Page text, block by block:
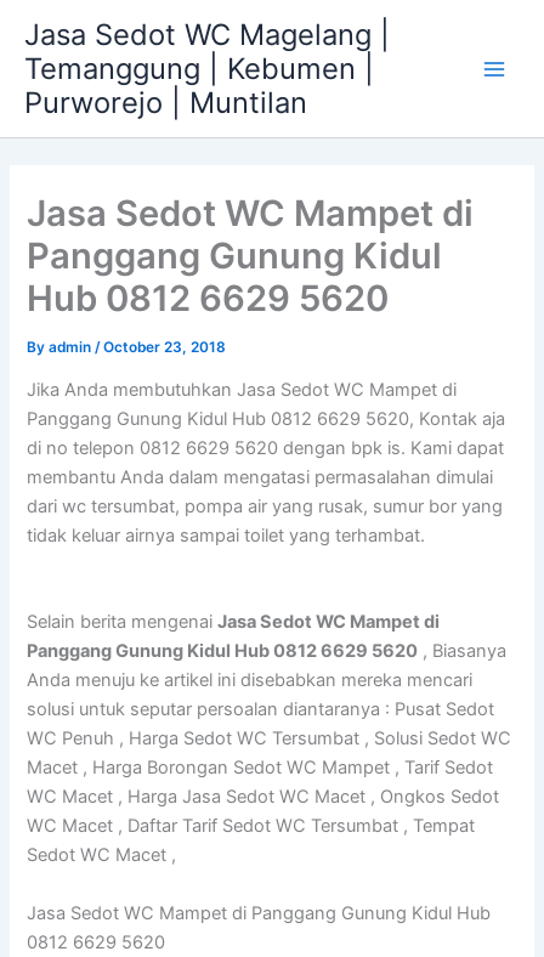
content
Jasa Sedot WC Magelang |
Temanggung | Kebumen |
Purworejo | Muntilan
Jasa Sedot WC Mampet di
Panggang Gunung Kidul
Hub 0812 6629 5620
Byadmin/October 23, 2018
Jika Anda membutuhkan Jasa Sedot WC Mampet di
Panggang Gunung Kidul Hub 0812 6629 5620, Kontak aja
di no telepon 0812 6629 5620 dengan bpk is. Kami dapat
membantu Anda dalam mengatasi permasalahan dimulai
dari wc tersumbat, pompa air yang rusak, sumur bor yang
tidak keluar airnya sampai toilet yang terhambat.
Selain berita mengenaiJasa Sedot WC Mampet di
Panggang Gunung Kidul Hub 0812 6629 5620 , Biasanya
Anda menuju ke artikel ini disebabkan mereka mencari
solusi untuk seputar persoalan diantaranya : Pusat Sedot
WC Penuh , Harga Sedot WC Tersumbat , Solusi Sedot WC
Macet , Harga Borongan Sedot WC Mampet , Tarif Sedot
WC Macet , Harga Jasa Sedot WC Macet , Ongkos Sedot
WC Macet , Daftar Tarif Sedot WC Tersumbat , Tempat
Sedot WC Macet ,
Jasa Sedot WC Mampet di Panggang Gunung Kidul Hub
0812 6629 5620